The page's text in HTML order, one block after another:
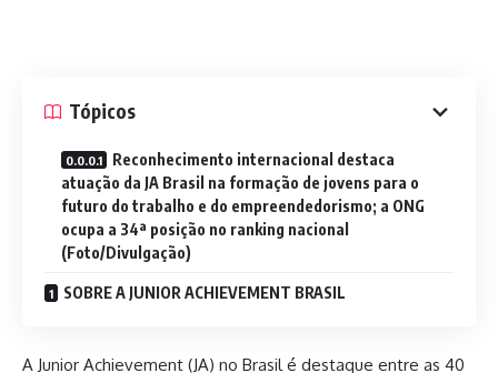
Tópicos
Reconhecimento internacional destaca
atuação da JA Brasil na formação de jovens para o
futuro do trabalho e do empreendedorismo; a ONG
ocupa a 34ª posição no ranking nacional
(Foto/Divulgação)
SOBRE A JUNIOR ACHIEVEMENT BRASIL
A Junior Achievement (JA) no Brasil é destaque entre as 40